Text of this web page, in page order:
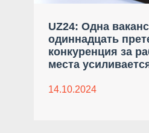
UZ24: Одна
одиннадцать
конкуренция за
места
14.10.2024